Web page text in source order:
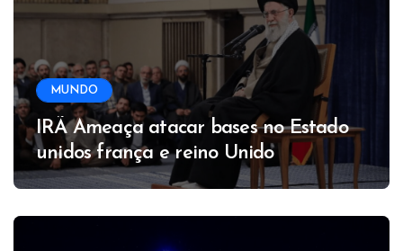
MUNDO
IRÃ Ameaça atacar bases no Estado
unidos frança e reino Unido